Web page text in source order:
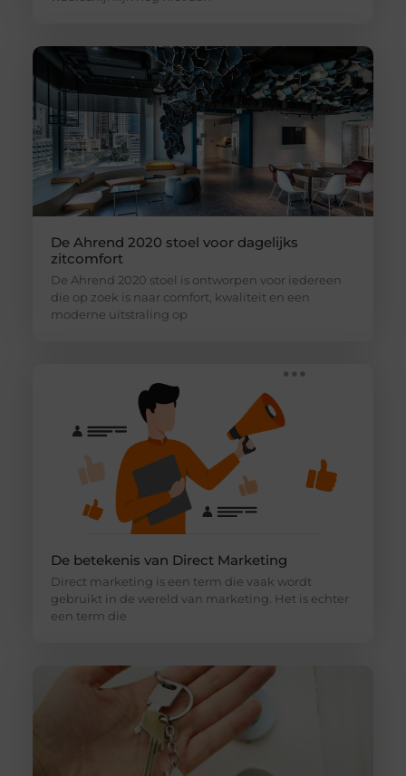
De Ahrend 2020 stoel voor dagelijks
zitcomfort
De Ahrend 2020 stoel is ontworpen voor iedereen
die op zoek is naar comfort, kwaliteit en een
moderne uitstraling op
De betekenis van Direct Marketing
Direct marketing is een term die vaak wordt
gebruikt in de wereld van marketing. Het is echter
een term die